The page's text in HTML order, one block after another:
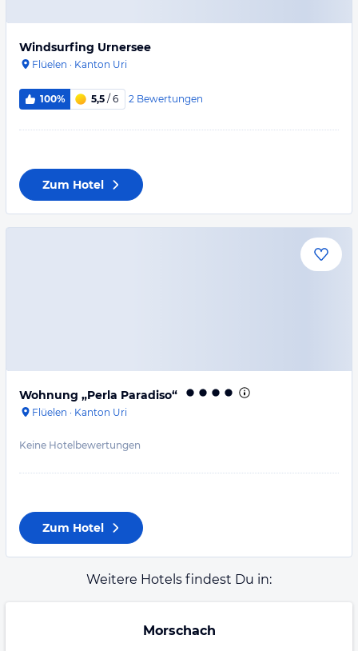
Windsurfing Urnersee
Flüelen · Kanton Uri
100% 5,5 / 6 2 Bewertungen
Zum Hotel
Wohnung „Perla Paradiso“
Flüelen · Kanton Uri
Keine Hotelbewertungen
Zum Hotel
Weitere Hotels findest Du in:
Morschach